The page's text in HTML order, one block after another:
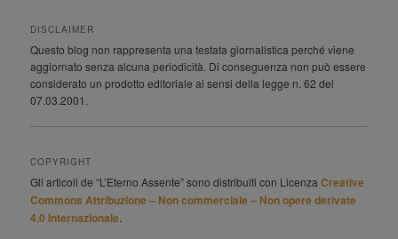
DISCLAIMER
Questo blog non rappresenta una testata giornalistica perché viene
aggiornato senza alcuna periodicità. Di conseguenza non può essere
considerato un prodotto editoriale ai sensi della legge n. 62 del
07.03.2001.
COPYRIGHT
Gli articoli de “L’Eterno Assente” sono distribuiti con LicenzaCreative
Commons Attribuzione – Non commerciale – Non opere derivate
4.0 Internazionale